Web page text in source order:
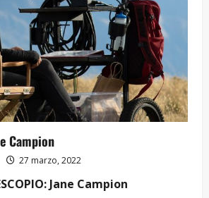
Campion
27 marzo, 2022
Jane Campion